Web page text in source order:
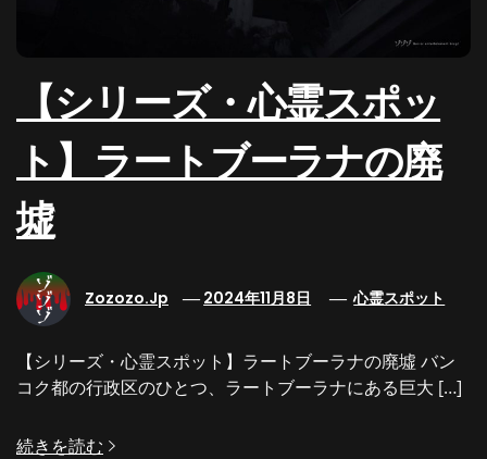
【シリーズ・心霊スポッ
ト】ラートブーラナの廃
墟
Zozozo.jp 2024年11月8日 心霊スポット
【シリーズ・心霊スポット】ラートブーラナの廃墟 バン
コク都の行政区のひとつ、ラートブーラナにある巨大 […]
続きを読む